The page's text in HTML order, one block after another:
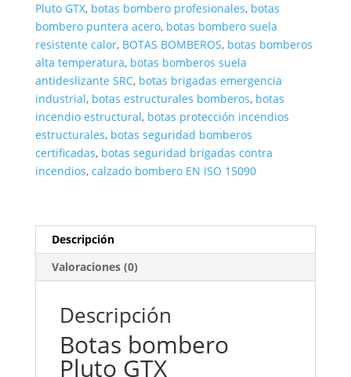
Pluto GTX, botas bombero profesionales, botas
bombero puntera acero, botas bombero suela
resistente calor, BOTAS BOMBEROS, botas bomberos
alta temperatura, botas bomberos suela
antideslizante SRC, botas brigadas emergencia
industrial, botas estructurales bomberos, botas
incendio estructural, botas protección incendios
estructurales, botas seguridad bomberos
certificadas, botas seguridad brigadas contra
incendios, calzado bombero EN ISO 15090
Descripción
Valoraciones (0)
Descripción
Botas bombero
Pluto GTX